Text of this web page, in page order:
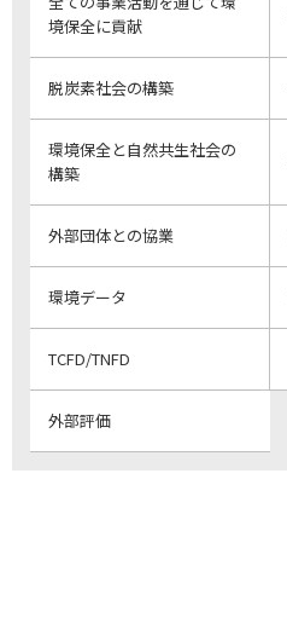
境保全に貢献
脱炭素社会の構築
環境保全と自然共生社会の
構築
外部団体との協業
環境データ
TCFD/TNFD
外部評価